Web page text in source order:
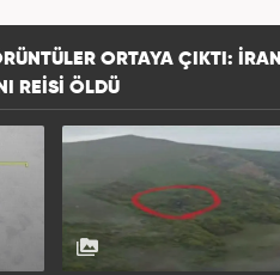
ORTAYA ÇIKTI: İRAN
REISI ÖLDÜ